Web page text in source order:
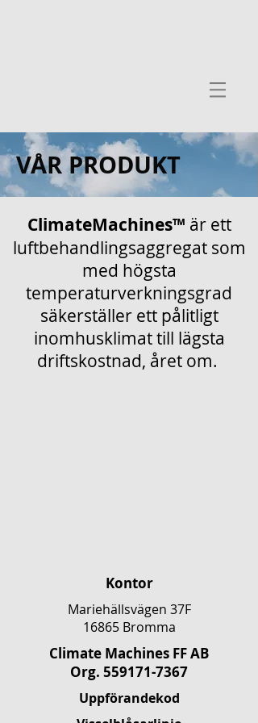
VÅR PRODUKT
ClimateMachines™ är ett
luftbehandlingsaggregat som
med högsta
temperaturverkningsgrad
säkerställer ett pålitligt
inomhusklimat till lägsta
driftskostnad, året om.
Kontor
Mariehällsvägen 37F
16865 Bromma
Climate Machines FF AB
​Org. 559171-7367
Uppförandekod